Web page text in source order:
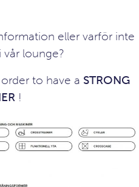
eller varför inte
vår lounge?
to have a STRONG
!